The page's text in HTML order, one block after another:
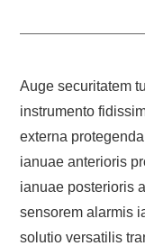
Auge securitatem
instrumento
externa
ianuae anterioris
ianuae posterioris
sensorem alarmis
solutio versatilis